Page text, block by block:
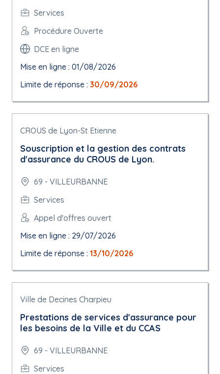
Services
Procédure Ouverte
DCE en ligne
Mise en ligne : 01/08/2026
Limite de réponse : 30/09/2026
CROUS de Lyon-St Etienne
Souscription et la gestion des contrats
d'assurance du CROUS de Lyon.
69 - VILLEURBANNE
Services
Appel d'offres ouvert
Mise en ligne : 29/07/2026
Limite de réponse : 13/10/2026
Ville de Decines Charpieu
Prestations de services d'assurance pour
les besoins de la Ville et du CCAS
69 - VILLEURBANNE
Services